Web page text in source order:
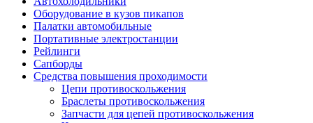
Оборудование в кузов пикапов
Палатки автомобильные
Портативные электростанции
Рейлинги
Сапборды
Средства повышения проходимости
Цепи противоскольжения
Браслеты противоскольжения
Запчасти для цепей противоскольжения